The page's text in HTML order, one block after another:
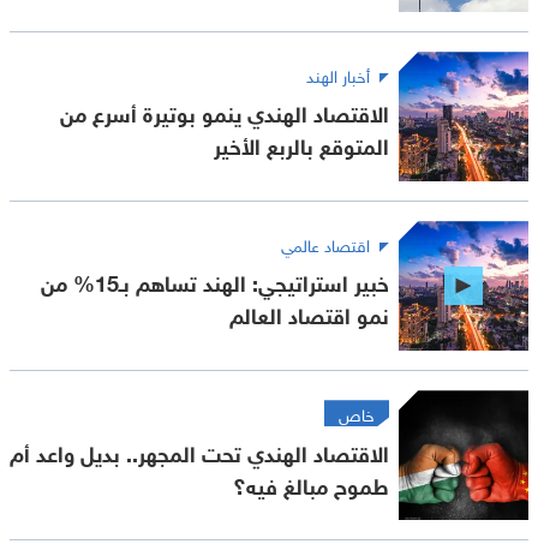
أخبار الهند
الاقتصاد الهندي ينمو بوتيرة أسرع من
المتوقع بالربع الأخير
اقتصاد عالمي
خبير استراتيجي: الهند تساهم بـ15% من
نمو اقتصاد العالم
خاص
الاقتصاد الهندي تحت المجهر.. بديل واعد أم
طموح مبالغ فيه؟